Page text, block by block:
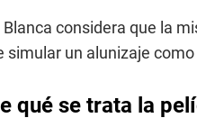
Blanca considera que la
simular un alunizaje
qué se trata la